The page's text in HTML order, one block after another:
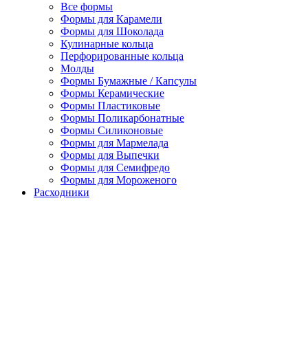
Все формы
Формы для Карамели
Формы для Шоколада
Кулинарные кольца
Перфорированные кольца
Молды
Формы Бумажные / Капсулы
Формы Керамические
Формы Пластиковые
Формы Поликарбонатные
Формы Силиконовые
Формы для Мармелада
Формы для Выпечки
Формы для Семифредо
Формы для Мороженого
Расходники